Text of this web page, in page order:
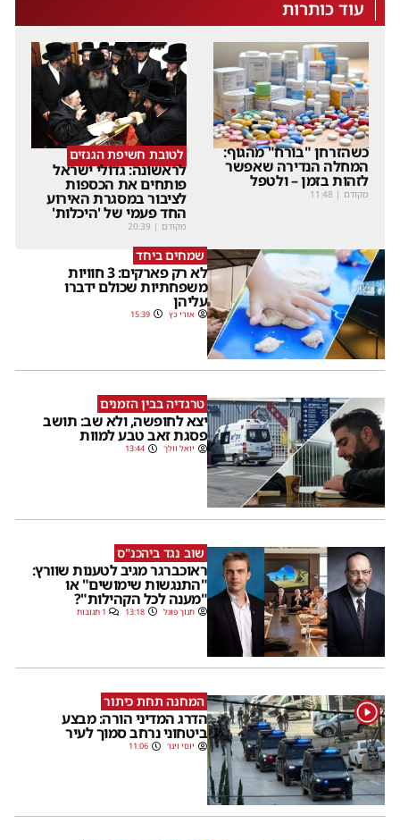
עוד כותרות
כשהזרחן "בורח" מהגוף:
המחלה הנדירה שאפשר
לזהות בזמן – ולטפל
מקודם |
11:48
לטובת חשיפת הגנזים
לראשונה: גדולי ישראל
פותחים את הכספות
לציבור במסגרת האירוע
החד פעמי של 'היכלות'
מקודם |
20:39
שמחים ביחד
לא רק פארקים: 3 חוויות
משפחתיות שכולם ידברו
עליהן
אורי כץ 15:39
טרגדיה בבין הזמנים
יצא לחופשה, ולא שב: תושב
פסגת זאב טבע למוות
יואל וולך 13:44
שוב נגד ביהכנ"ס
ראוכברגר מגיב לטענות שוורץ:
"התנגשות שימושים" או
"מענה לכל הקהילות"?
חנוך פוגל 13:18 1 תגובות
1 המחנה תחת כיתור
הדרג המדיני הורה: מבצע
ביטחוני נרחב סמוך לעיר
יוסי וינר 11:06